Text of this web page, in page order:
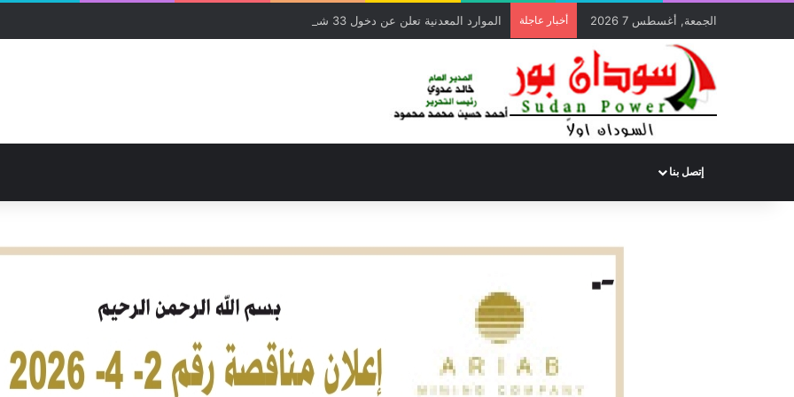
الجمعة, أغسطس 7 2026 أخبار عاجلة الموارد المعدنية تعلن عن دخول 33 شركة (معالجة مخلفات) وشركة إمتياز لدائرة الإنتاج
إتصل بنا